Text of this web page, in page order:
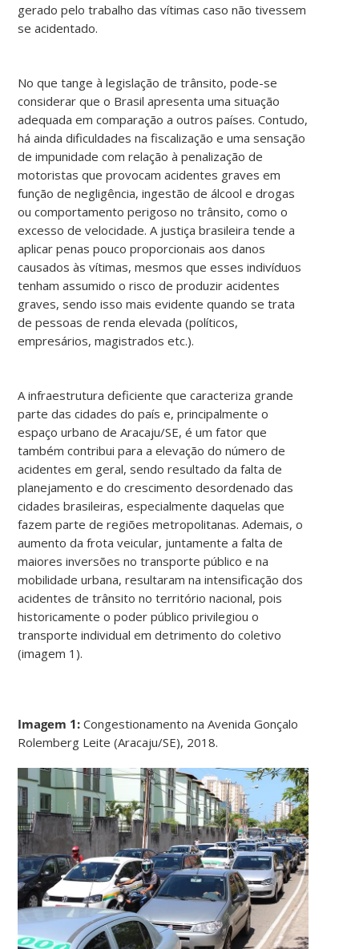
gerado pelo trabalho das vítimas caso não tivessem
se acidentado.
No que tange à legislação de trânsito, pode-se
considerar que o Brasil apresenta uma situação
adequada em comparação a outros países. Contudo,
há ainda dificuldades na fiscalização e uma sensação
de impunidade com relação à penalização de
motoristas que provocam acidentes graves em
função de negligência, ingestão de álcool e drogas
ou comportamento perigoso no trânsito, como o
excesso de velocidade. A justiça brasileira tende a
aplicar penas pouco proporcionais aos danos
causados às vítimas, mesmos que esses indivíduos
tenham assumido o risco de produzir acidentes
graves, sendo isso mais evidente quando se trata
de pessoas de renda elevada (políticos,
empresários, magistrados etc.).
A infraestrutura deficiente que caracteriza grande
parte das cidades do país e, principalmente o
espaço urbano de Aracaju/SE, é um fator que
também contribui para a elevação do número de
acidentes em geral, sendo resultado da falta de
planejamento e do crescimento desordenado das
cidades brasileiras, especialmente daquelas que
fazem parte de regiões metropolitanas. Ademais, o
aumento da frota veicular, juntamente a falta de
maiores inversões no transporte público e na
mobilidade urbana, resultaram na intensificação dos
acidentes de trânsito no território nacional, pois
historicamente o poder público privilegiou o
transporte individual em detrimento do coletivo
(imagem 1).
Imagem 1: Congestionamento na Avenida Gonçalo
Rolemberg Leite (Aracaju/SE), 2018.